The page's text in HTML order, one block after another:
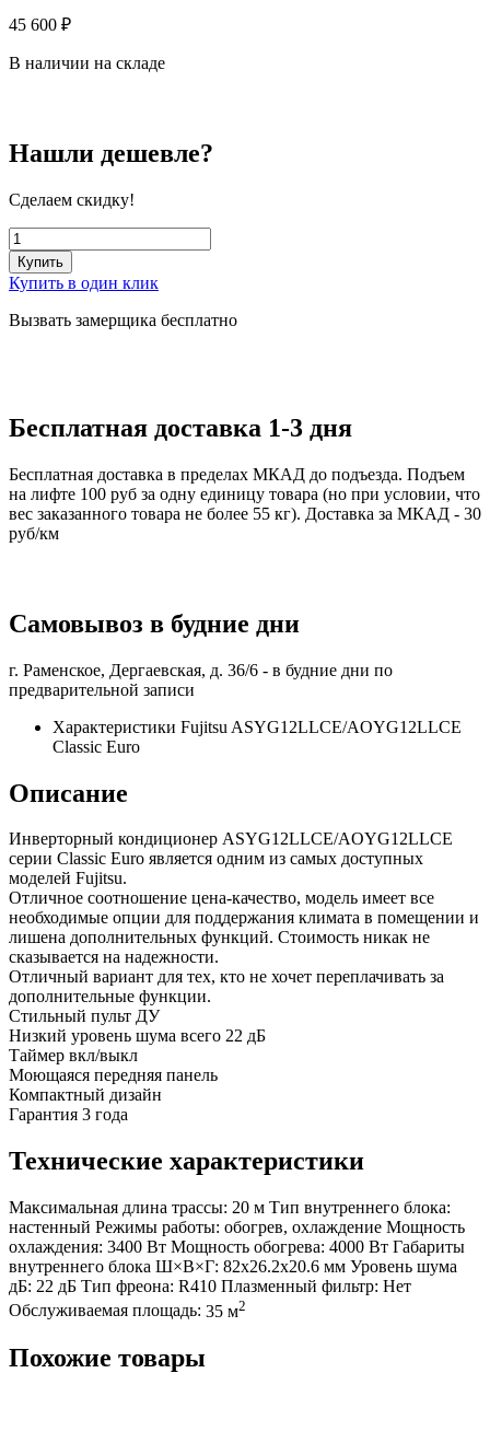
45 600 ₽
В наличии на складе
Нашли дешевле?
Сделаем скидку!
Купить
Купить в один клик
Вызвать замерщика бесплатно
Бесплатная доставка 1-3 дня
Бесплатная доставка в пределах МКАД до подъезда. Подъем
на лифте 100 руб за одну единицу товара (но при условии, что
вес заказанного товара не более 55 кг). Доставка за МКАД - 30
руб/км
Самовывоз в будние дни
г. Раменское, Дергаевская, д. 36/6 - в будние дни по
предварительной записи
Характеристики Fujitsu ASYG12LLCE/AOYG12LLCE
Classic Euro
Описание
Инверторный кондиционер ASYG12LLCE/AOYG12LLCE
серии Classic Euro является одним из самых доступных
моделей Fujitsu.
Отличное соотношение цена-качество, модель имеет все
необходимые опции для поддержания климата в помещении и
лишена дополнительных функций. Стоимость никак не
сказывается на надежности.
Отличный вариант для тех, кто не хочет переплачивать за
дополнительные функции.
Стильный пульт ДУ
Низкий уровень шума всего 22 дБ
Таймер вкл/выкл
Моющаяся передняя панель
Компактный дизайн
Гарантия 3 года
Технические характеристики
Максимальная длина трассы: 20 м Тип внутреннего блока:
настенный Режимы работы: обогрев, охлаждение Мощность
охлаждения: 3400 Вт Мощность обогрева: 4000 Вт Габариты
внутреннего блока Ш×В×Г: 82x26.2x20.6 мм Уровень шума
дБ: 22 дБ Тип фреона: R410 Плазменный фильтр: Нет
Обслуживаемая площадь: 35 м2
Похожие товары